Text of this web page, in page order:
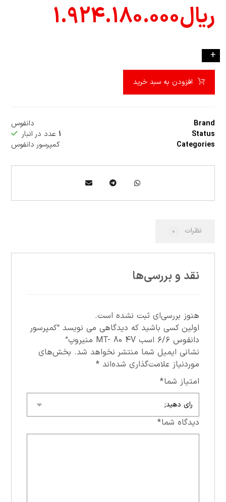
ریال1.924.180.000
+
افزودن به سبد خرید
Brand
دانفوس
Status
1عدد در انبار
Categories
کمپرسور دانفوس
نظرات 0
نقد و بررسی‌ها
هنوز بررسی‌ای ثبت نشده است.
اولین کسی باشید که دیدگاهی می نویسد “کمپرسور
دانفوس ۶/۶ اسب MT- 80 4V منيروپ”
نشانی ایمیل شما منتشر نخواهد شد. بخش‌های
موردنیاز علامت‌گذاری شده‌اند*
امتیاز شما*
دیدگاه شما*